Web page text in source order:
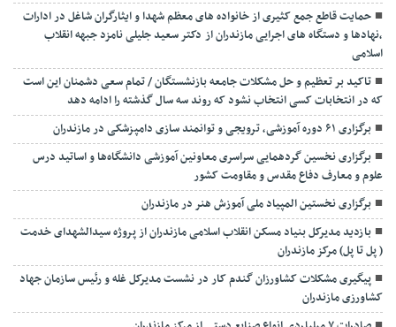
حمایت قاطع جمع کثیری از خانواده های معظم شهدا و ایثارگران شاغل در ادارات
،نهادها و دستگاه های اجرایی مازندران از دکتر سعید جلیلی نامزد جبهه انقلاب
اسلامی
تاکید بر تعظیم و حل مشکلات جامعه بازنشستگان / تمام سعی دشمنان این است
که در انتخابات کسی انتخاب نشود که روند سه سال گذشته را ادامه دهد
برگزاری ۶۱ دوره آموزشی، ترویجی و توانمند سازی دامپزشکی در مازندران
برگزاری نخسین گردهمایی سراسری معاونین آموزشی دانشگاه‌ها و اساتید درس
علوم و معارف دفاع مقدس و مقاومت کشور
برگزاری نخستین المپیاد ملی آموزش هنر در مازندران
بازدید مدیرکل بنیاد مسکن انقلاب اسلامی مازندران از پروژه سیدالشهدای خدمت
( پل تا پل) مرکز مازندران
پیگیری مشکلات کشاورزان گندم کار در نشست مدیرکل غله و رئیس سازمان جهاد
کشاورزی مازندران